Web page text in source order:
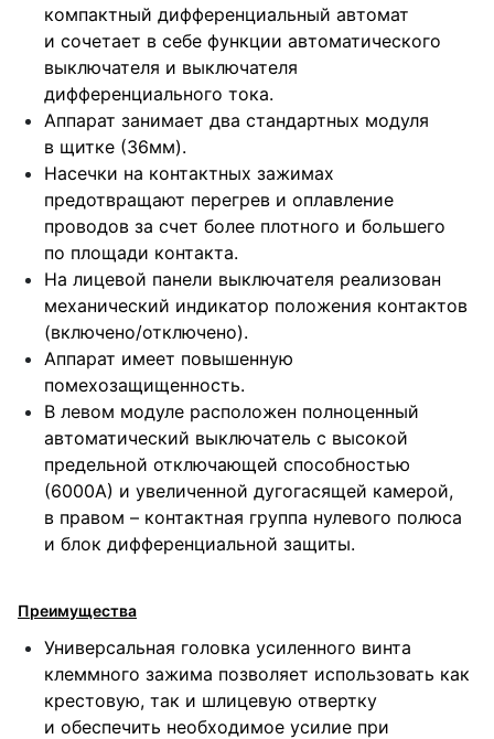
компактный дифференциальный автомат
и сочетает в себе функции автоматического
выключателя и выключателя
дифференциального тока.
Аппарат занимает два стандартных модуля
в щитке (36мм).
Насечки на контактных зажимах
предотвращают перегрев и оплавление
проводов за счет более плотного и большего
по площади контакта.
На лицевой панели выключателя реализован
механический индикатор положения контактов
(включено/отключено).
Аппарат имеет повышенную
помехозащищенность.
В левом модуле расположен полноценный
автоматический выключатель с высокой
предельной отключающей способностью
(6000А) и увеличенной дугогасящей камерой,
в правом – контактная группа нулевого полюса
и блок дифференциальной защиты.
Преимущества
Универсальная головка усиленного винта
клеммного зажима позволяет использовать как
крестовую, так и шлицевую отвертку
и обеспечить необходимое усилие при